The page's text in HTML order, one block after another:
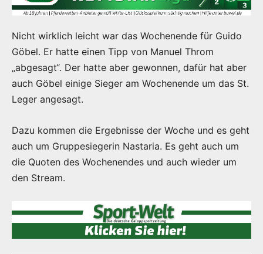
Nicht wirklich leicht war das Wochenende für Guido
Göbel. Er hatte einen Tipp von Manuel Throm
„abgesagt“. Der hatte aber gewonnen, dafür hat aber
auch Göbel einige Sieger am Wochenende um das St.
Leger angesagt.
Dazu kommen die Ergebnisse der Woche und es geht
auch um Gruppesiegerin Nastaria. Es geht auch um
die Quoten des Wochenendes und auch wieder um
den Stream.